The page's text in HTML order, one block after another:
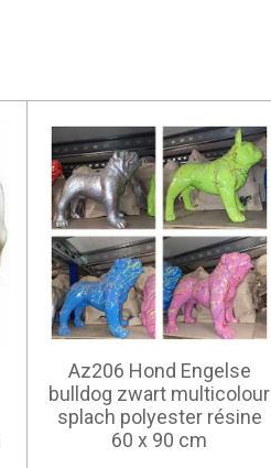
Az206 Hond Engelse
bulldog zwart multicolour
splach polyester résine
60 x 90 cm